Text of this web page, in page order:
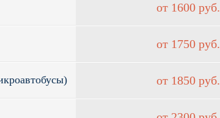
АВТОМОБИЛЯ
с опытом от 7 лет. Кроме того, их
от 1600 руб.
от 1750 руб.
от 1850 руб.